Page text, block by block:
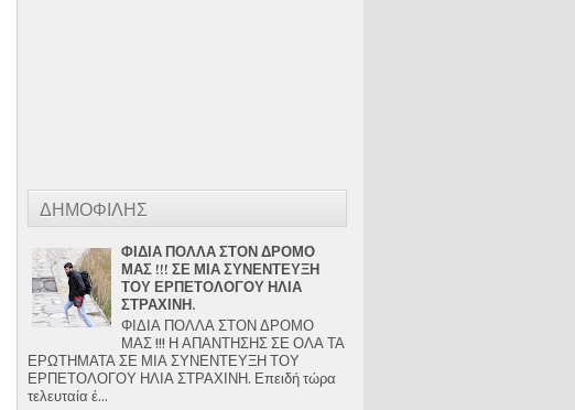
ΔΗΜΟΦΙΛΗΣ
ΦΙΔΙΑ ΠΟΛΛΑ ΣΤΟΝ ΔΡΟΜΟ
ΜΑΣ !!! ΣΕ ΜΙΑ ΣΥΝΕΝΤΕΥΞΗ
ΤΟΥ ΕΡΠΕΤΟΛΟΓΟΥ ΗΛΙΑ
ΣΤΡΑΧΙΝΗ.
ΦΙΔΙΑ ΠΟΛΛΑ ΣΤΟΝ ΔΡΟΜΟ
ΜΑΣ !!! Η ΑΠΑΝΤΗΣΗΣ ΣΕ ΟΛΑ ΤΑ
ΕΡΩΤΗΜΑΤΑ ΣΕ ΜΙΑ ΣΥΝΕΝΤΕΥΞΗ ΤΟΥ
ΕΡΠΕΤΟΛΟΓΟΥ ΗΛΙΑ ΣΤΡΑΧΙΝΗ. Επειδή τώρα
τελευταία έ...